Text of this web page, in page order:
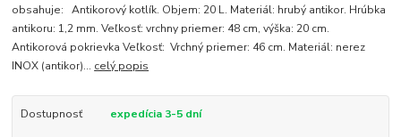
obsahuje: Antikorový kotlík. Objem: 20 L. Materiál: hrubý antikor. Hrúbka
antikoru: 1,2 mm. Veľkosť: vrchny priemer: 48 cm, výška: 20 cm.
Antikorová pokrievka Veľkosť: Vrchný priemer: 46 cm. Materiál: nerez
INOX (antikor)... celý popis
Dostupnosť expedícia 3-5 dní